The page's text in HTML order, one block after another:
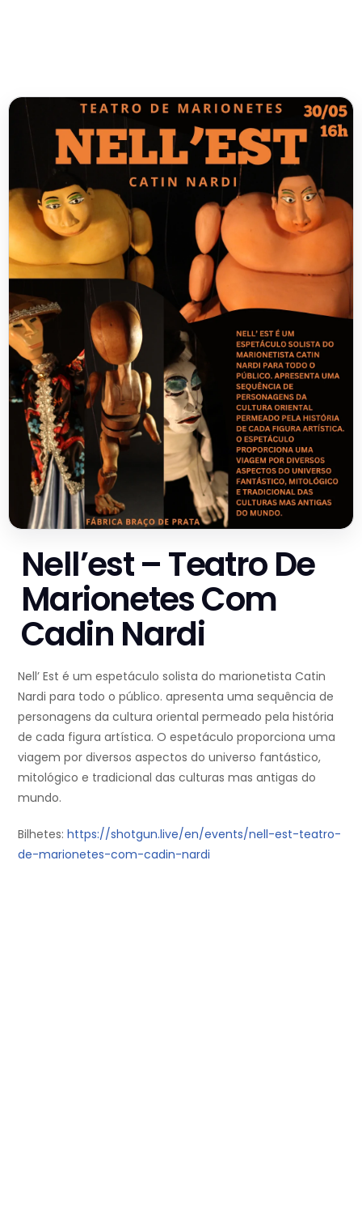
Nell’est – Teatro De
Marionetes Com
Cadin Nardi
Nell’ Est é um espetáculo solista do marionetista Catin
Nardi para todo o público. apresenta uma sequência de
personagens da cultura oriental permeado pela história
de cada figura artística. O espetáculo proporciona uma
viagem por diversos aspectos do universo fantástico,
mitológico e tradicional das culturas mas antigas do
mundo.
Bilhetes: https://shotgun.live/en/events/nell-est-teatro-
de-marionetes-com-cadin-nardi